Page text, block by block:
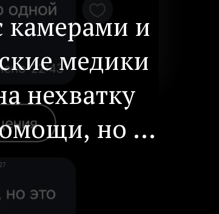
камерами и
медики
нехватку
но в
фейком